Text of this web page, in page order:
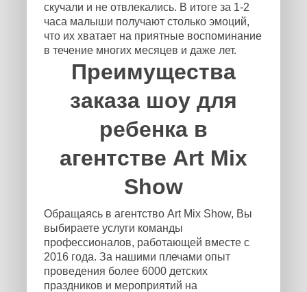
скучали и не отвлекались. В итоге за 1-2
часа малыши получают столько эмоций,
что их хватает на приятные воспоминание
в течение многих месяцев и даже лет.
Преимущества
заказа шоу для
ребенка в
агентстве Art Mix
Show
Обращаясь в агентство Art Mix Show, Вы
выбираете услуги команды
профессионалов, работающей вместе с
2016 года. За нашими плечами опыт
проведения более 6000 детских
праздников и мероприятий на